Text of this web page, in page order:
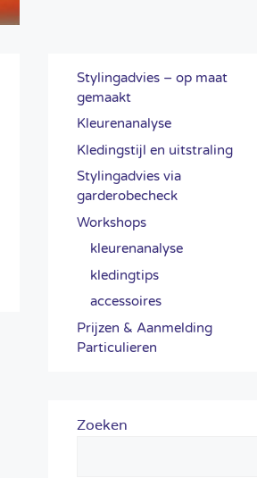
Stylingadvies – op maat
gemaakt
Kleurenanalyse
Kledingstijl en uitstraling
Stylingadvies via
garderobecheck
Workshops
kleurenanalyse
kledingtips
accessoires
Prijzen & Aanmelding
Particulieren
Zoeken